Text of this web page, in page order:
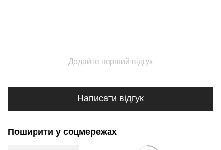
Додайте перший відгук
Написати відгук
Поширити у соцмережах